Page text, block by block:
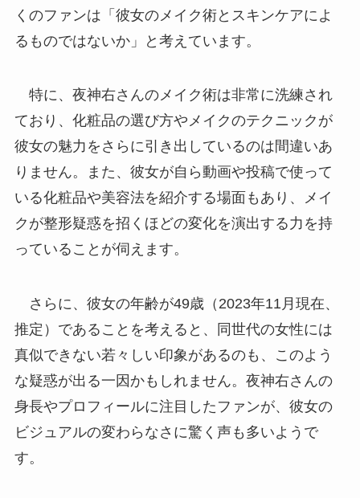
くのファンは「彼女のメイク術とスキンケアによ
るものではないか」と考えています。
特に、夜神右さんのメイク術は非常に洗練され
ており、化粧品の選び方やメイクのテクニックが
彼女の魅力をさらに引き出しているのは間違いあ
りません。また、彼女が自ら動画や投稿で使って
いる化粧品や美容法を紹介する場面もあり、メイ
クが整形疑惑を招くほどの変化を演出する力を持
っていることが伺えます。
さらに、彼女の年齢が49歳（2023年11月現在、
推定）であることを考えると、同世代の女性には
真似できない若々しい印象があるのも、このよう
な疑惑が出る一因かもしれません。夜神右さんの
身長やプロフィールに注目したファンが、彼女の
ビジュアルの変わらなさに驚く声も多いようで
す。